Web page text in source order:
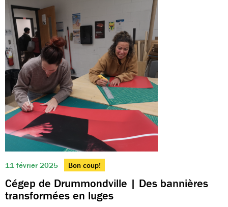
11 février 2025 Bon coup!
Cégep de Drummondville | Des bannières
transformées en luges